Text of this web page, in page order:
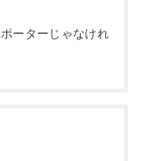
ーターじゃなけれ